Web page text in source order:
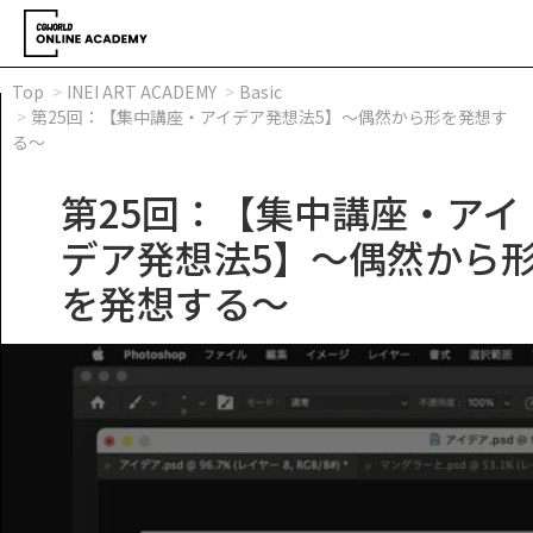
Top INEI ART ACADEMY
Basic
第25回：【集中講座・アイデア発想法5】～偶然から形を発想す
る～
第25回：【集中講座・アイ
デア発想法5】～偶然から
を発想する～